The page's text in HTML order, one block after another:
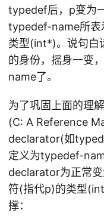
typedef后，p变为
typedef-name所表
类型(int*)。说句白
的身份，摇身一变
name了。
为了巩固上面的理
(C: A Reference
declarator(如
定义为typedef-
declarator为正常
符(指代p)的类型
撑：